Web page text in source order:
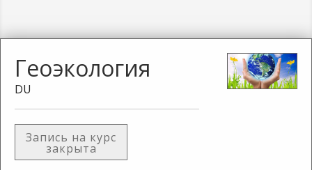
Геоэкология
DU
Запись на курс
закрыта